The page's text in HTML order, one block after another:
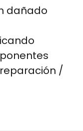
dañado
/